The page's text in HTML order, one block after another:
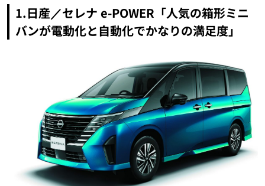
1.日産／セレナ e-POWER「人気の箱形ミニ
バンが電動化と自動化でかなりの満足度」